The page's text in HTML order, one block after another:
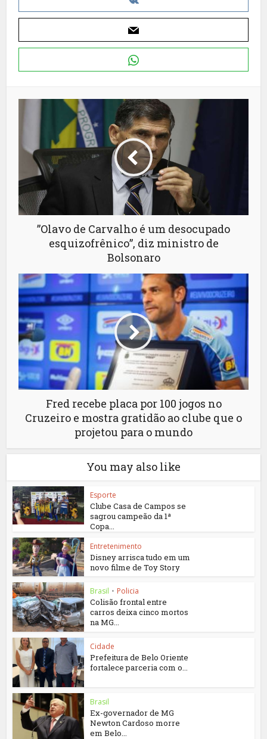
”Olavo de Carvalho é um desocupado
esquizofrênico”, diz ministro de
Bolsonaro
Fred recebe placa por 100 jogos no
Cruzeiro e mostra gratidão ao clube que o
projetou para o mundo
You may also like
Esporte
Clube Casa de Campos se
sagrou campeão da 1ª
Copa...
Entretenimento
Disney arrisca tudo em um
novo filme de Toy Story
Brasil • Policia
Colisão frontal entre
carros deixa cinco mortos
na MG...
Cidade
Prefeitura de Belo Oriente
fortalece parceria com o...
Brasil
Ex-governador de MG
Newton Cardoso morre
em Belo...